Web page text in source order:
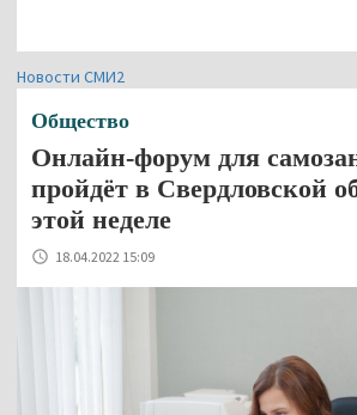
Новости СМИ2
Общество
Онлайн-форум для
пройдёт в Свердловской
этой неделе
18.04.2022 15:09